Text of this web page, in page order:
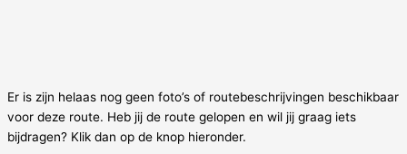
Er is zijn helaas nog geen foto’s of routebeschrijvingen beschikbaar
voor deze route. Heb jij de route gelopen en wil jij graag iets
bijdragen? Klik dan op de knop hieronder.